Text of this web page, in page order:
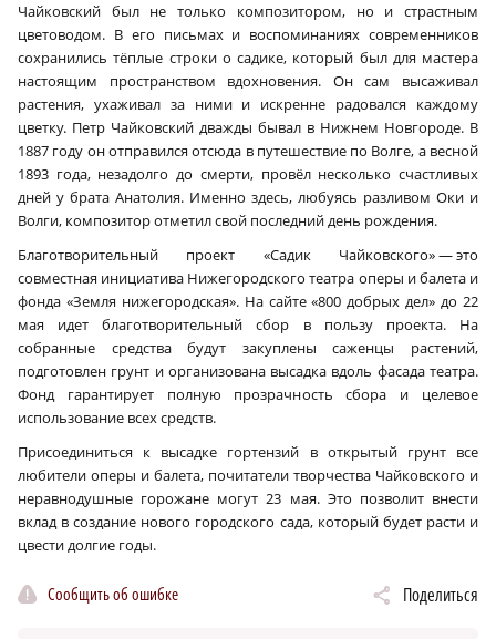
Чайковский был не только композитором, но и страстным
цветоводом. В его письмах и воспоминаниях современников
сохранились тёплые строки о садике, который был для мастера
настоящим пространством вдохновения. Он сам высаживал
растения, ухаживал за ними и искренне радовался каждому
цветку. Петр Чайковский дважды бывал в Нижнем Новгороде. В
1887 году он отправился отсюда в путешествие по Волге, а весной
1893 года, незадолго до смерти, провёл несколько счастливых
дней у брата Анатолия. Именно здесь, любуясь разливом Оки и
Волги, композитор отметил свой последний день рождения.
Благотворительный проект «Садик Чайковского» — это
совместная инициатива Нижегородского театра оперы и балета и
фонда «Земля нижегородская». На сайте «800 добрых дел» до 22
мая идет благотворительный сбор в пользу проекта. На
собранные средства будут закуплены саженцы растений,
подготовлен грунт и организована высадка вдоль фасада театра.
Фонд гарантирует полную прозрачность сбора и целевое
использование всех средств.
Присоединиться к высадке гортензий в открытый грунт все
любители оперы и балета, почитатели творчества Чайковского и
неравнодушные горожане могут 23 мая. Это позволит внести
вклад в создание нового городского сада, который будет расти и
цвести долгие годы.
Сообщить об ошибке Поделиться